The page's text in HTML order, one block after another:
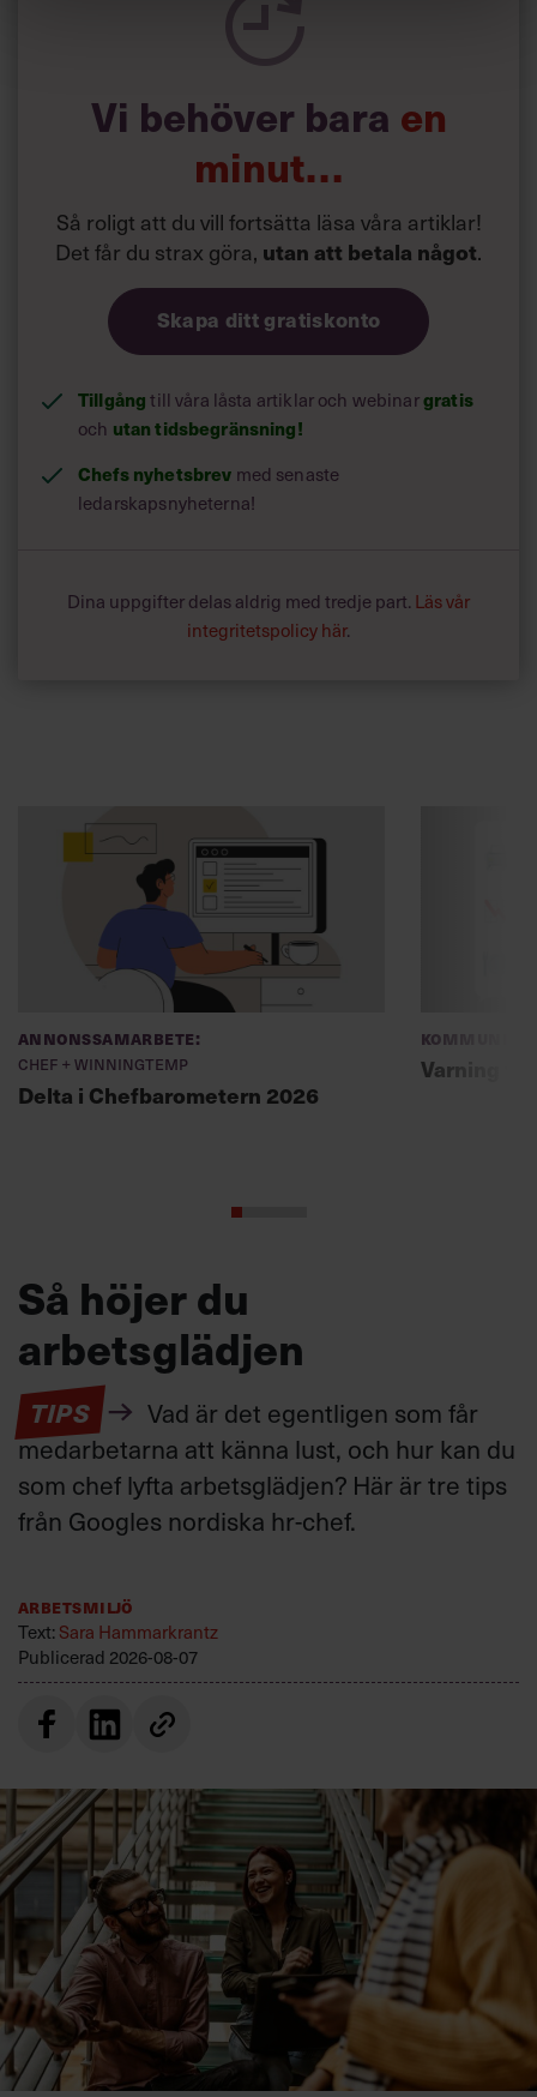
Vi behöver bara en
minut…
Så roligt att du vill fortsätta läsa våra artiklar!
Det får du strax göra, utan att betala något.
Skapa ditt gratiskonto
Tillgångtill våra låsta artiklar och webinargratis
och utan tidsbegränsning!
Chefs nyhetsbrev med senaste
ledarskapsnyheterna!
Dina uppgifter delas aldrig med tredje part. Läs vår
integritetspolicy här.
Annonssamarbete:
Chef + Winningtemp
Delta i Chefbarometern 2026
Varning
Så höjer du
arbetsglädjen
TIPS
Vad är det egentligen som får
medarbetarna att känna lust, och hur kan du
som chef lyfta arbetsglädjen? Här är tre tips
från Googles nordiska hr-chef.
Arbetsmiljö
Text:Sara Hammarkrantz
Publicerad 2026-08-07